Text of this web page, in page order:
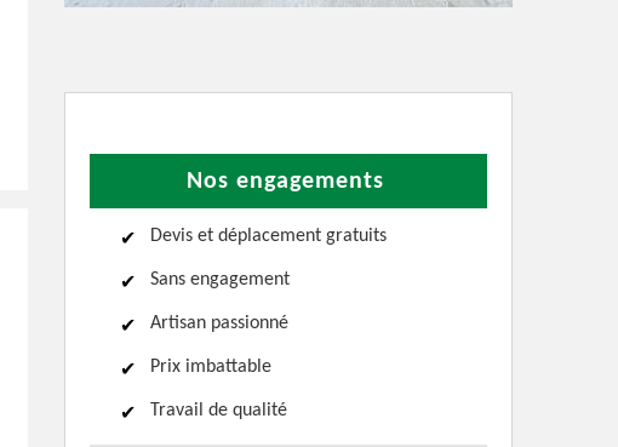
Nos engagements
Devis et déplacement gratuits
Sans engagement
Artisan passionné
Prix imbattable
Travail de qualité